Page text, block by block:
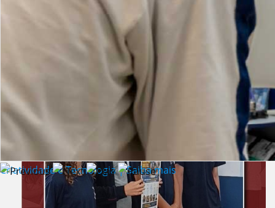
Criatividade e Tecnologia | Saiba mais